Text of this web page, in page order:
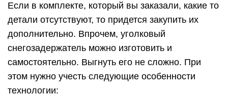
Если в комплекте, который вы заказали, какие то
детали отсутствуют, то придется закупить их
дополнительно. Впрочем, уголковый
снегозадержатель можно изготовить и
самостоятельно. Выгнуть его не сложно. При
этом нужно учесть следующие особенности
технологии: